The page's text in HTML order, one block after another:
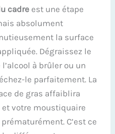
cadre est une étape
absolument
la surface
Dégraissez le
à brûler ou un
le parfaitement. La
de gras affaiblira
et votre moustiquaire
C’est ce